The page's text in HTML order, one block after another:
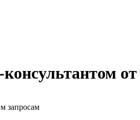
консультантом
запросам